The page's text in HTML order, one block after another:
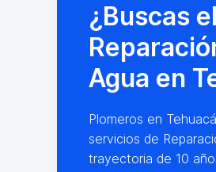
¿Buscas
Agua en
Plomeros en
servicios de
trayectoria de 10